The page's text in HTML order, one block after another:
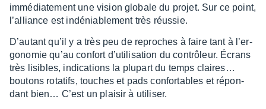
immé­dia­te­ment une vision globale du projet. Sur ce point,
l’al­liance est indé­nia­ble­ment très réus­sie.
D’au­tant qu’il y a très peu de reproches à faire tant à l’er­
go­no­mie qu’au confort d’uti­li­sa­tion du contrô­leur. Écrans
très lisibles, indi­ca­tions la plupart du temps clai­res…
boutons rota­tifs, touches et pads confor­tables et répon­
dant bien… C’est un plai­sir à utili­ser.